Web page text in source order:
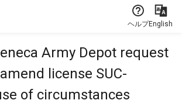
ヘルプEnglish
Army Depot request
license SUC-
of circumstances